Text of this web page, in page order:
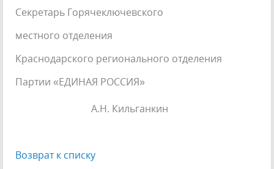
Секретарь Горячеключевского
местного отделения
Краснодарского регионального отделения
Партии «ЕДИНАЯ РОССИЯ»
А.Н. Кильганкин
Возврат к списку